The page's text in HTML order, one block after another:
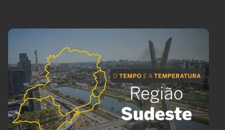
Brasil
Brasil Mineral
Ciência &
Tecnologia
Cinema
Cultura
Economia
Educação
Infraestrutura
Internacional
Meio Ambiente
Podcast
Política
Saúde
Tempo